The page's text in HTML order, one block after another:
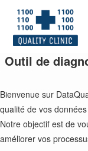
content
Outil de
Bienvenue sur
qualité de vos
Notre objectif est de
améliorer vos